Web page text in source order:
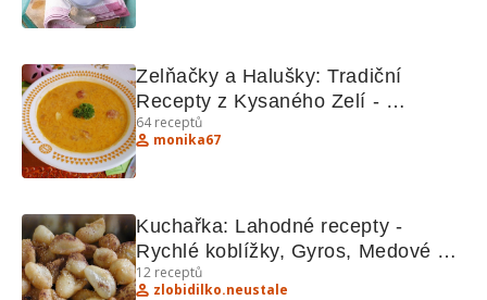
Zelňačky a Halušky: Tradiční
Recepty z Kysaného Zelí -
Kuchařka s Regionálními Poklady
64receptů
monika67
Kuchařka: Lahodné recepty -
Rychlé koblížky, Gyros, Medové
lístky
12 receptů
zlobidilko.neustale